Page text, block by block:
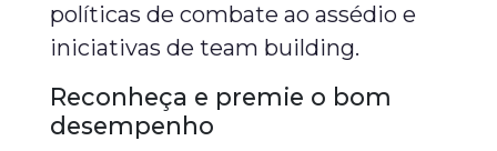
políticas de combate ao assédio e
iniciativas de team building.
Reconheça e premie o bom
desempenho